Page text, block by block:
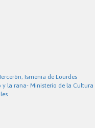
Ismenia de Lourdes
y la rana- Ministerio de la Cultura